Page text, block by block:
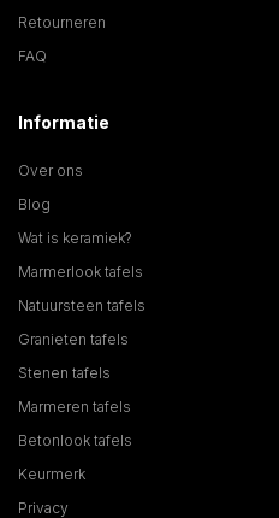
Retourneren
FAQ
Informatie
Over ons
Blog
Wat is keramiek?
Marmerlook tafels
Natuursteen tafels
Granieten tafels
Stenen tafels
Marmeren tafels
Betonlook tafels
Keurmerk
Privacy